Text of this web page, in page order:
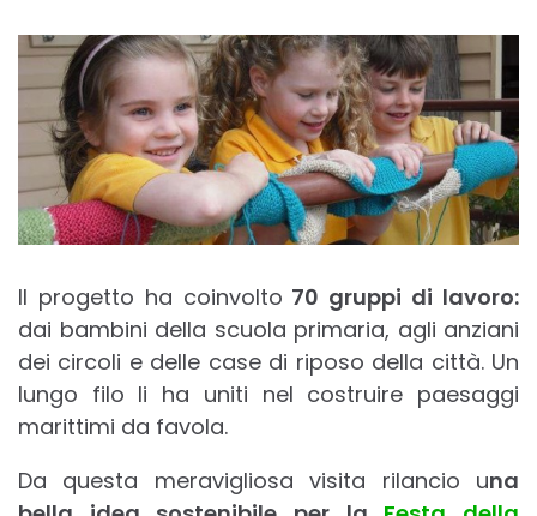
Il progetto ha coinvolto 70 gruppi di lavoro:
dai bambini della scuola primaria, agli anziani
dei circoli e delle case di riposo della città. Un
lungo filo li ha uniti nel costruire paesaggi
marittimi da favola.
Da questa meravigliosa visita rilancio una